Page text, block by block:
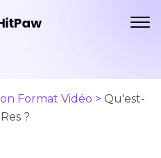
Format Vidéo > Qu'est-
?